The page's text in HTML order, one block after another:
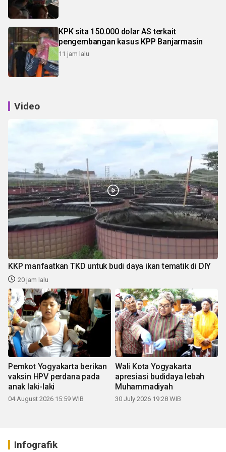
KPK sita 150.000 dolar AS terkait
pengembangan kasus KPP Banjarmasin
11 jam lalu
Video
KKP manfaatkan TKD untuk budi daya ikan tematik di DIY
20 jam lalu
Pemkot Yogyakarta berikan
vaksin HPV perdana pada
anak laki-laki
04 August 2026 15:59 WIB
Wali Kota Yogyakarta
apresiasi budidaya lebah
Muhammadiyah
30 July 2026 19:28 WIB
Infografik